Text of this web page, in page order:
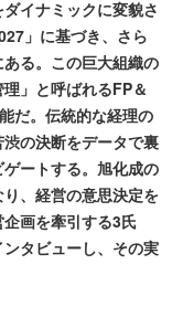
イナミックに変貌さ
」に基づき、さら
る。この巨大組織の
」と呼ばれるFP＆
。伝統的な経理の
の決断をデータで裏
ートする。旭化成の
、経営の意思決定を
画を牽引する3氏
タビューし、その実